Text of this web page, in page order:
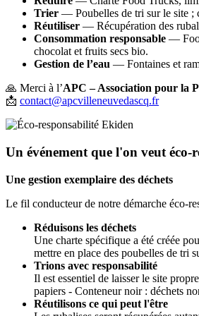
Trier — Poubelles de tri sur le site ;
Réutiliser — Récupération des
Consommation responsable —
chocolat et fruits secs bio.
Gestion de l’eau — Fontaines et
🙏 Merci à l’APC – Association pour la
📩 contact@apcvilleneuvedascq.fr
Un événement que l'on veut éco-
Une gestion exemplaire des déchets
Le fil conducteur de notre démarche éco-
Réduisons les déchets
Une charte spécifique a été créée
mettre en place des poubelles de tri
Trions avec responsabilité
Il est essentiel de laisser le site
papiers - Conteneur noir : déchets
Réutilisons ce qui peut l'être